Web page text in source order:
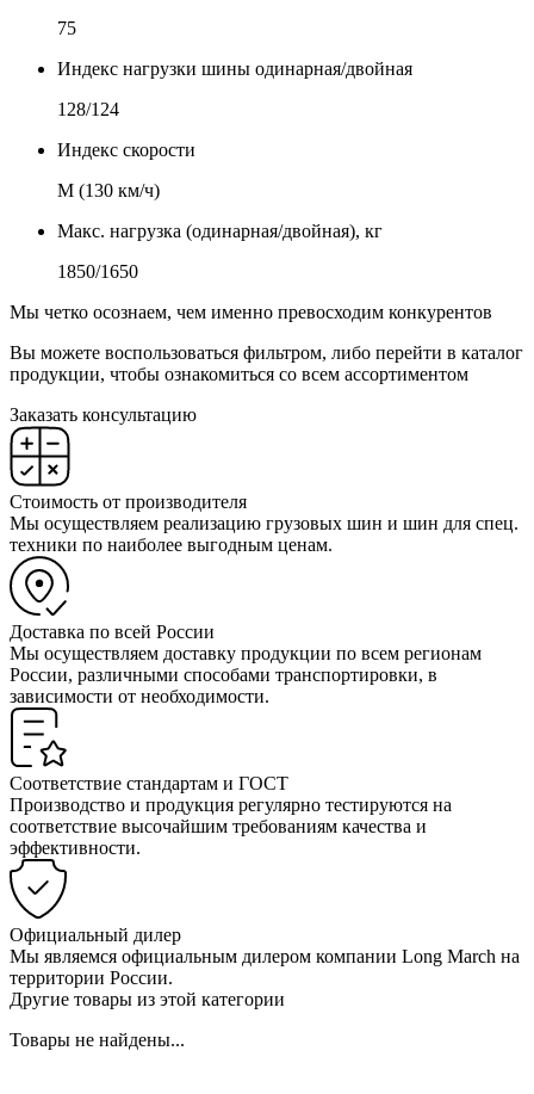
75
Индекс нагрузки шины одинарная/двойная
128/124
Индекс скорости
М (130 км/ч)
Макс. нагрузка (одинарная/двойная), кг
1850/1650
Мы четко осознаем, чем именно превосходим конкурентов
Вы можете воспользоваться фильтром, либо перейти в каталог
продукции, чтобы ознакомиться со всем ассортиментом
Заказать консультацию
Стоимость от производителя
Мы осуществляем реализацию грузовых шин и шин для спец.
техники по наиболее выгодным ценам.
Доставка по всей России
Мы осуществляем доставку продукции по всем регионам
России, различными способами транспортировки, в
зависимости от необходимости.
Соответствие стандартам и ГОСТ
Производство и продукция регулярно тестируются на
соответствие высочайшим требованиям качества и
эффективности.
Официальный дилер
Мы являемся официальным дилером компании Long March на
территории России.
Другие товары из этой категории
Товары не найдены...